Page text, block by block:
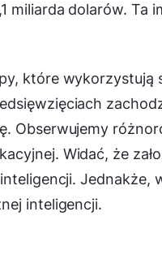
miliarda dolarów. Ta
które wykorzystują
Obserwujemy
Widać, że
Jednakże,
inteligencji.